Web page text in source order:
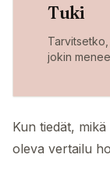
Tuki
jokin
Kun tiedät,
oleva vertailu